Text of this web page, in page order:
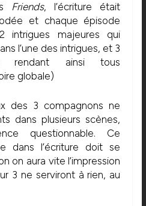
Friends, l’écriture était
et chaque épisode
intrigues majeures qui
l’une des intrigues, et 3
rendant ainsi tous
globale)
des 3 compagnons ne
dans plusieurs scènes,
questionnable. Ce
dans l’écriture doit se
on aura vite l’impression
3 ne serviront à rien, au